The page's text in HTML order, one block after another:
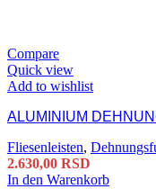
Compare
Quick view
Add to wishlist
ALUMINIUM
Fliesenleisten,
2.630,00 RSD
In den Warenkorb